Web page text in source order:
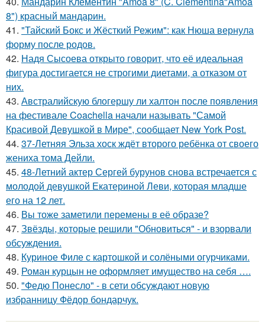
8") красный мандарин.
41. "Тайский Бокс и Жёсткий Режим": как Нюша вернула
форму после родов.
42. Надя Сысоева открыто говорит, что её идеальная
фигура достигается не строгими диетами, а отказом от
них.
43. Австралийскую блогершу ли халтон после появления
на фестивале Coachella начали называть "Самой
Красивой Девушкой в Мире", сообщает New York Post.
44. 37-Летняя Эльза хоск ждёт второго ребёнка от своего
жениха тома Дейли.
45. 48-Летний актер Сергей бурунов снова встречается с
молодой девушкой Екатериной Леви, которая младше
его на 12 лет.
46. Вы тоже заметили перемены в её образе?
47. Звёзды, которые решили "Обновиться" - и взорвали
обсуждения.
48. Куриное Филе с картошкой и солёными огурчиками.
49. Роман курцын не оформляет имущество на себя ….
50. "Федю Понесло" - в сети обсуждают новую
избранницу Фёдор бондарчук.